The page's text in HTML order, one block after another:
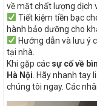
về mặt chất lượng dịch
Tiết kiệm tiền bạc
hành bảo dưỡng cho
Hướng dẫn và lưu ý
tại nhà.
Khi gặp các sự cố về
Hà Nội . Hãy nhanh tay
chúng tôi ngay. Các